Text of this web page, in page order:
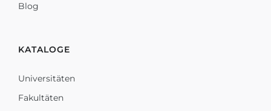
Blog
KATALOGE
Universitäten
Fakultäten